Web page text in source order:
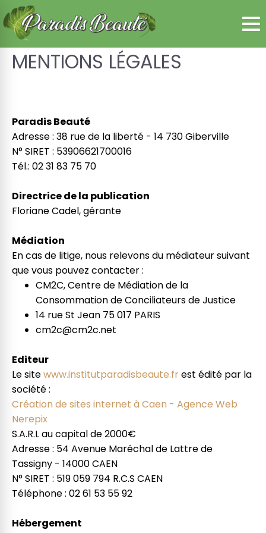
Panneau de gestion des cookies
MENTIONS LÉGALES
Paradis Beauté
Adresse : 38 rue de la liberté - 14 730 Giberville
N° SIRET : 53906621700016
Tél.: 02 31 83 75 70
Directrice de la publication
Floriane Cadel, gérante
Médiation
En cas de litige, nous relevons du médiateur suivant
que vous pouvez contacter :
CM2C, Centre de Médiation de la
Consommation de Conciliateurs de Justice
14 rue St Jean 75 017 PARIS
cm2c@cm2c.net
Editeur
Le sitewww.institutparadisbeaute.frest édité par la
société :
Création de sites internet à Caen - Agence Web
Nerepix
S.A.R.L au capital de 2000€
Adresse : 54 Avenue Maréchal de Lattre de
Tassigny - 14000 CAEN
N° SIRET : 519 059 794 R.C.S CAEN
Téléphone : 02 61 53 55 92
Hébergement